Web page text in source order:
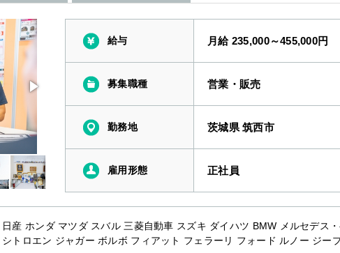
給与 月給 235,000～455,000円
募集職種 営業・販売
勤務地 茨城県 筑西市
雇用形態 正社員
日産 ホンダ マツダ スバル 三菱自動車 スズキ ダイハツ BMW メルセデス
シトロエン ジャガー ボルボ フィアット フェラーリ フォード ルノー ジー